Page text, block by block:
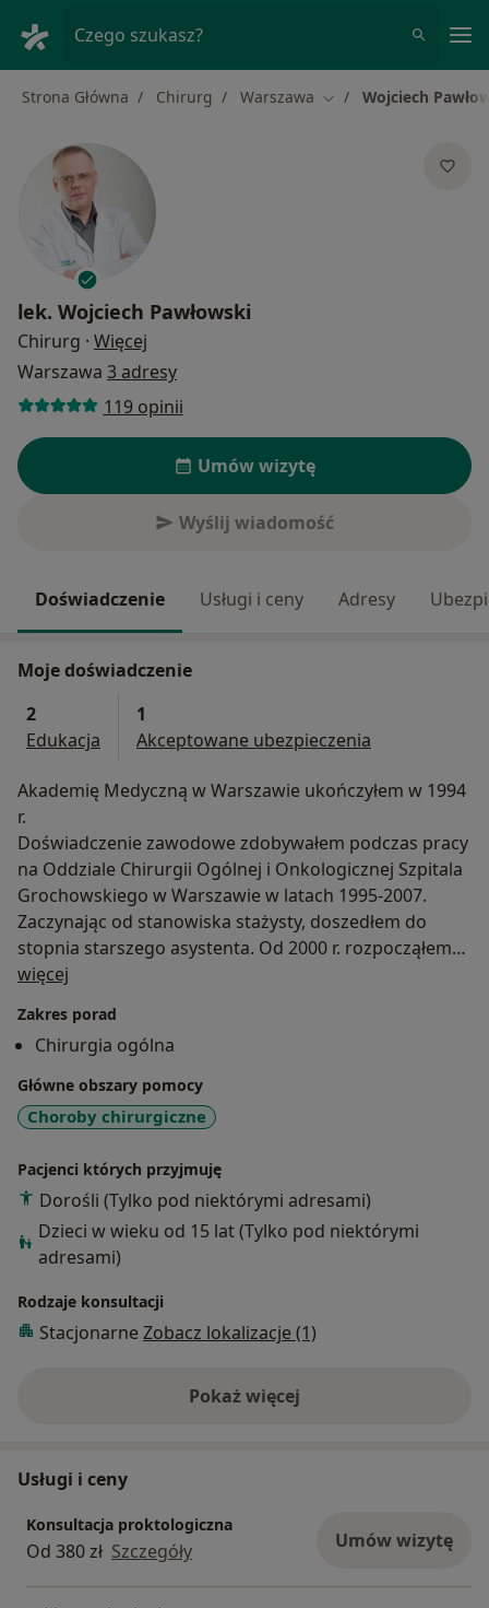
Czego szukasz?
Strona Główna Chirurg Warszawa Zmień miasto
Wojciech
lek. Wojciech Pawłowski
Chirurg · Więcej
Warszawa 3 adresy
119 opinii
Umów wizytę
Wyślij wiadomość
Doświadczenie Usługi i ceny Adresy
Moje doświadczenie
2
Edukacja
1
Akceptowane ubezpieczenia
Akademię Medyczną w Warszawie ukończyłem w 1994
r.
Doświadczenie zawodowe zdobywałem podczas pracy
na Oddziale Chirurgii Ogólnej i Onkologicznej Szpitala
Grochowskiego w Warszawie w latach 1995-2007.
Zaczynając od stanowiska stażysty, doszedłem do
stopnia starszego asystenta. Od 2000 r. rozpocząłem
współpracę z licznymi, renomowanymi ośrodkami
2007 byłem Dyrektorem Medycznym Szpitala
Wojskowego. W 2007 r., aż do dnia dzisiejszego pełnię
funkcję Dyrektora Medycznego Szpitala Dziecięcego
na ul. Niekłańskiej w Warszawie.
Aktywnie działam jako nauczyciel i wykładowca z
zakresu chirurgii ogólnej i proktologii. Jednocześnie
stale staram się podnosić swoje kwalifikacje
uczestnicząc w licznych kursach, sympozjach i
konferencjach naukowych.
więcej
Zakres porad
Chirurgia ogólna
Główne obszary pomocy
Choroby chirurgiczne
Pacjenci których przyjmuję
Dorośli (Tylko pod niektórymi adresami)
Dzieci w wieku od 15 lat (Tylko pod niektórymi
adresami)
Rodzaje konsultacji
Stacjonarne Zobacz lokalizacje (1)
Pokaż więcejo doświadczeniu
Usługi i ceny
Konsultacja proktologiczna
Od 380 zł Szczegóły Umów wizytę